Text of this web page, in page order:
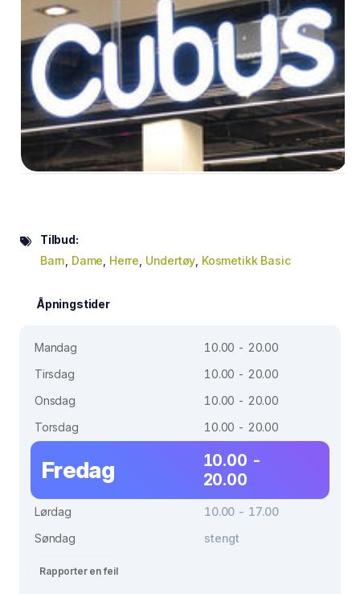
Tilbud:
Barn Dame Herre Undertøy Kosmetikk Basic
Åpningstider
Mandag
10.00 - 20.00
Tirsdag
10.00 - 20.00
Onsdag
10.00 - 20.00
Torsdag
10.00 - 20.00
Fredag
10.00 -
20.00
Lørdag
10.00 - 17.00
Søndag
stengt
Rapporter en feil